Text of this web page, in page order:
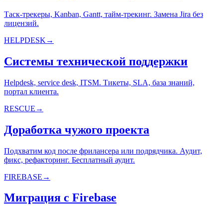
Таск-трекеры, Kanban, Gantt, тайм-трекинг. Замена Jira без
лицензий.
HELPDESK →
Системы технической поддержки
Helpdesk, service desk, ITSM. Тикеты, SLA, база знаний,
портал клиента.
RESCUE →
Доработка чужого проекта
Подхватим код после фрилансера или подрядчика. Аудит,
фикс, рефакторинг. Бесплатный аудит.
FIREBASE →
Миграция с Firebase